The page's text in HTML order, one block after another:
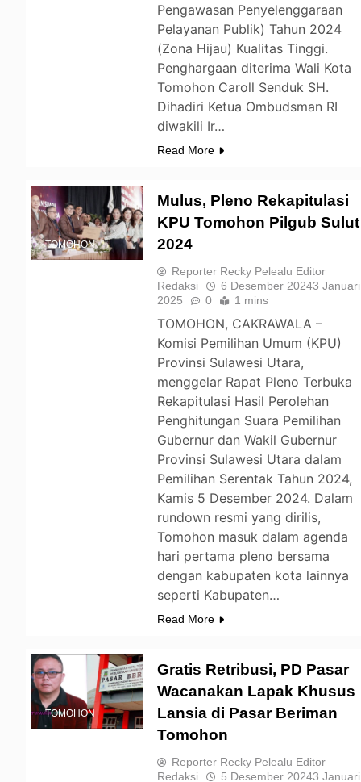
Pengawasan Penyelenggaraan
Pelayanan Publik) Tahun 2024
(Zona Hijau) Kualitas Tinggi.
Penghargaan diterima Wali Kota
Tomohon Caroll Senduk SH.
Dihadiri Ketua Ombudsman RI
diwakili Ir…
Read More
TOMOHON
Mulus, Pleno Rekapitulasi
KPU Tomohon Pilgub Sulut
2024
Reporter Recky Pelealu Editor
Redaksi
6 Desember 20243 Januari
2025
0 1 mins
TOMOHON, CAKRAWALA –
Komisi Pemilihan Umum (KPU)
Provinsi Sulawesi Utara,
menggelar Rapat Pleno Terbuka
Rekapitulasi Hasil Perolehan
Penghitungan Suara Pemilihan
Gubernur dan Wakil Gubernur
Provinsi Sulawesi Utara dalam
Pemilihan Serentak Tahun 2024,
Kamis 5 Desember 2024. Dalam
rundown resmi yang dirilis,
Tomohon masuk dalam agenda
hari pertama pleno bersama
dengan kabupaten kota lainnya
seperti Kabupaten…
Read More
TOMOHON
Gratis Retribusi, PD Pasar
Wacanakan Lapak Khusus
Lansia di Pasar Beriman
Tomohon
Reporter Recky Pelealu Editor
Redaksi
5 Desember 20243 Januari